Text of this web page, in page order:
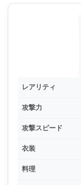
レアリティ
攻撃力
攻撃スピード
衣装
料理